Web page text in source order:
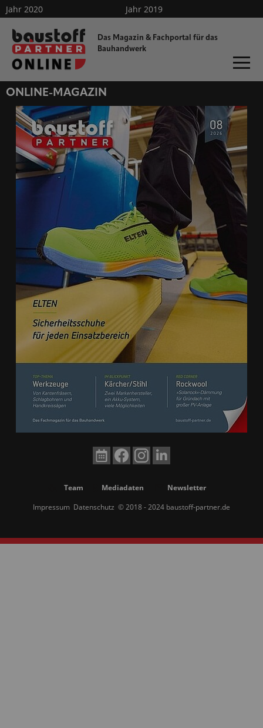
Das Magazin & Fachportal für das
Bauhandwerk
Jahr 2020
Jahr 2019
Mini-Abo
dieProfitester
ONLINE-MAGAZIN
Team Mediadaten
Newsletter
Impressum Datenschutz © 2018 - 2024 baustoff-partner.de